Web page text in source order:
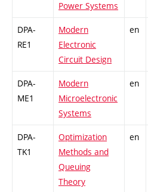
Power Systems
DPA-
RE1
Modern
Electronic
Circuit Design
en
DPA-
ME1
Modern
Microelectronic
Systems
en
DPA-
TK1
Optimization
Methods and
Queuing
Theory
en